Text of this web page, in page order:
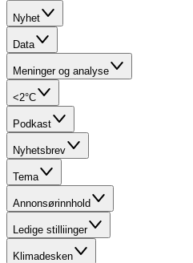
Nyhet
Data
Meninger og analyse
<2°C
Podkast
Nyhetsbrev
Tema
Annonsørinnhold
Ledige stilliinger
Klimadesken